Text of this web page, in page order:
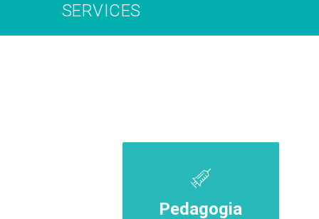
SERVICES
Pedagogia